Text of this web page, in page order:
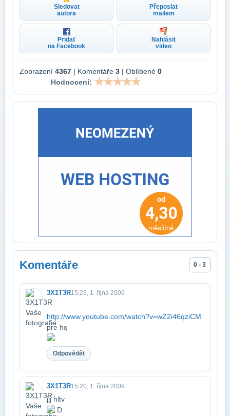
Sledovat
autora
Přeposlat
mailem
Pridať
na Facebook
Nahlásit
video
Zobrazení 4367 | Komentáře 3 | Oblíbené 0
Hodnocení:
Komentáře 0 - 3
3X1T3R15:23, 1. října 2009
http://www.youtube.com/watch?v=wZ2i46qziCM
pre hq
Odpovědět
3X1T3R15:20, 1. října 2009
jjj hltv